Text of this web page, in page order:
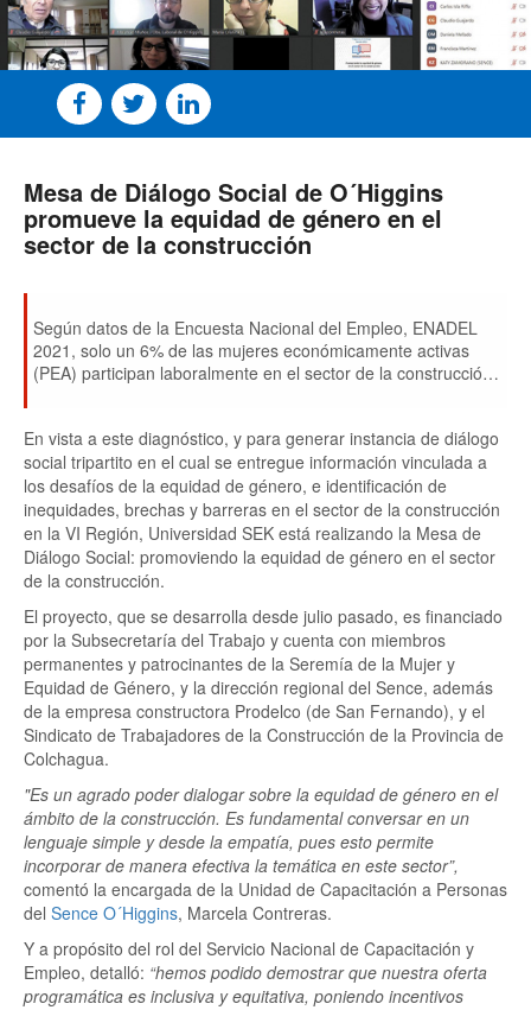
Mesa de Diálogo Social de O´Higgins
promueve la equidad de género en el
sector de la construcción
Según datos de la Encuesta Nacional del Empleo, ENADEL
2021, solo un 6% de las mujeres económicamente activas
(PEA) participan laboralmente en el sector de la construcción,
En vista a este diagnóstico, y para generar instancia de diálogo
social tripartito en el cual se entregue información vinculada a
los desafíos de la equidad de género, e identificación de
inequidades, brechas y barreras en el sector de la construcción
en la VI Región, Universidad SEK está realizando la Mesa de
Diálogo Social: promoviendo la equidad de género en el sector
de la construcción.
El proyecto, que se desarrolla desde julio pasado, es financiado
por la Subsecretaría del Trabajo y cuenta con miembros
permanentes y patrocinantes de la Seremía de la Mujer y
Equidad de Género, y la dirección regional del Sence, además
de la empresa constructora Prodelco (de San Fernando), y el
Sindicato de Trabajadores de la Construcción de la Provincia de
Colchagua.
"Es un agrado poder dialogar sobre la equidad de género en el
ámbito de la construcción. Es fundamental conversar en un
lenguaje simple y desde la empatía, pues esto permite
incorporar de manera efectiva la temática en este sector”,
comentó la encargada de la Unidad de Capacitación a Personas
del Sence O´Higgins, Marcela Contreras.
Y a propósito del rol del Servicio Nacional de Capacitación y
Empleo, detalló: “hemos podido demostrar que nuestra oferta
programática es inclusiva y equitativa, poniendo incentivos